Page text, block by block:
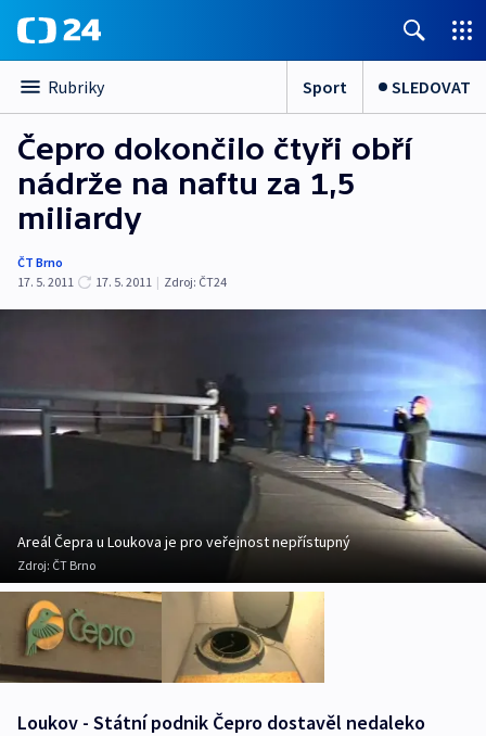
Rubriky Sport SLEDOVAT
Čepro dokončilo čtyři obří
nádrže na naftu za 1,5
miliardy
ČT Brno
17. 5. 2011
17. 5. 2011 | Zdroj: ČT24
Areál Čepra u Loukova je pro veřejnost nepřístupný
Zdroj: ČT Brno
Loukov - Státní podnik Čepro dostavěl nedaleko